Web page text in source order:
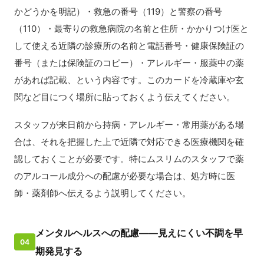
かどうかを明記）・救急の番号（119）と警察の番号
（110）・最寄りの救急病院の名前と住所・かかりつけ医と
して使える近隣の診療所の名前と電話番号・健康保険証の
番号（または保険証のコピー）・アレルギー・服薬中の薬
があれば記載、という内容です。このカードを冷蔵庫や玄
関など目につく場所に貼っておくよう伝えてください。
スタッフが来日前から持病・アレルギー・常用薬がある場
合は、それを把握した上で近隣で対応できる医療機関を確
認しておくことが必要です。特にムスリムのスタッフで薬
のアルコール成分への配慮が必要な場合は、処方時に医
師・薬剤師へ伝えるよう説明してください。
04
メンタルヘルスへの配慮——見えにくい不調を早
期発見する